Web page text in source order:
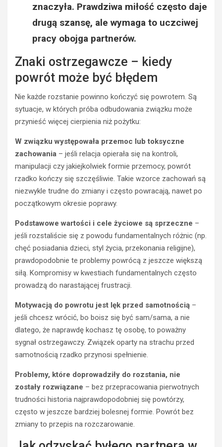
znaczyła. Prawdziwa miłość często daje
drugą szansę, ale wymaga to uczciwej
pracy obojga partnerów.
Znaki ostrzegawcze – kiedy
powrót może być błędem
Nie każde rozstanie powinno kończyć się powrotem. Są
sytuacje, w których próba odbudowania związku może
przynieść więcej cierpienia niż pożytku:
W związku występowała przemoc lub toksyczne
zachowania – jeśli relacja opierała się na kontroli,
manipulacji czy jakiejkolwiek formie przemocy, powrót
rzadko kończy się szczęśliwie. Takie wzorce zachowań są
niezwykle trudne do zmiany i często powracają, nawet po
początkowym okresie poprawy.
Podstawowe wartości i cele życiowe są sprzeczne –
jeśli rozstaliście się z powodu fundamentalnych różnic (np.
chęć posiadania dzieci, styl życia, przekonania religijne),
prawdopodobnie te problemy powrócą z jeszcze większą
siłą. Kompromisy w kwestiach fundamentalnych często
prowadzą do narastającej frustracji.
Motywacją do powrotu jest lęk przed samotnością –
jeśli chcesz wrócić, bo boisz się być sam/sama, a nie
dlatego, że naprawdę kochasz tę osobę, to poważny
sygnał ostrzegawczy. Związek oparty na strachu przed
samotnością rzadko przynosi spełnienie.
Problemy, które doprowadziły do rozstania, nie
zostały rozwiązane – bez przepracowania pierwotnych
trudności historia najprawdopodobniej się powtórzy,
często w jeszcze bardziej bolesnej formie. Powrót bez
zmiany to przepis na rozczarowanie.